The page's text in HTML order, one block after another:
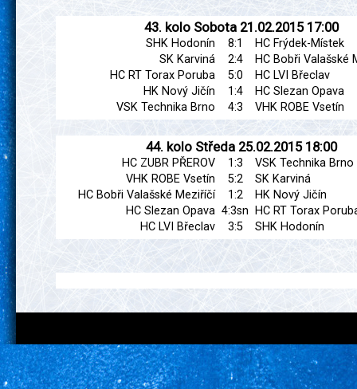
43. kolo Sobota 21.02.2015 17:00
SHK Hodonín 8:1
HC Frýdek-Místek
SK Karviná
2:4
HC Bobři Valašské
HC RT Torax Poruba
5:0
HC LVI Břeclav
HK Nový Jičín
1:4
HC Slezan Opava
VSK Technika Brno
4:3 VHK ROBE Vsetín
44. kolo Středa 25.02.2015 18:00
HC ZUBR PŘEROV 1:3
VSK Technika Brno
VHK ROBE Vsetín
5:2
SK Karviná
HC Bobři Valašské Meziříčí
1:2
HK Nový Jičín
HC Slezan Opava 4:3sn
HC RT Torax
HC LVI Břeclav
3:5 SHK Hodonín